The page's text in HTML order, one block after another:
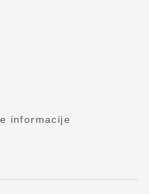
informacije